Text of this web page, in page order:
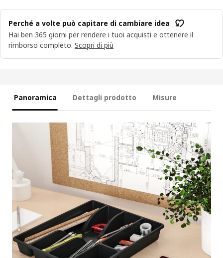
Perché a volte può capitare di cambiare idea
Hai ben 365 giorni per rendere i tuoi acquisti e ottenere il
rimborso completo. Scopri di più
Panoramica Dettagli prodotto Misure